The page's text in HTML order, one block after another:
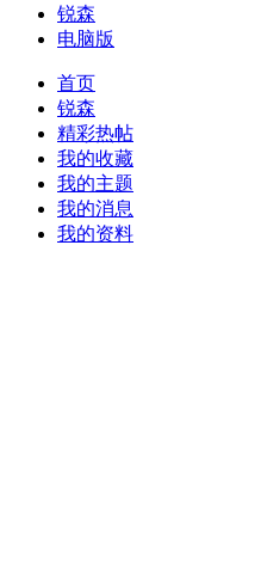
锐森
电脑版
首页
锐森
精彩热帖
我的收藏
我的主题
我的消息
我的资料